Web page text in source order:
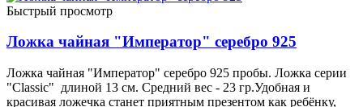
Быстрый просмотр
Ложка чайная "Император" серебро 925
Ложка чайная "Император" серебро 925 пробы. Ложка серии
"Classic" длиной 13 см. Средний вес - 23 гр.Удобная и
красивая ложечка станет приятным презентом как ребёнку,